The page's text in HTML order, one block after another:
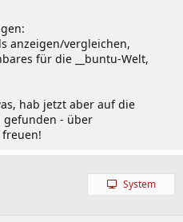
anzeigen/vergleichen,
für die __buntu-Welt,
hab jetzt aber auf die
gefunden - über
System